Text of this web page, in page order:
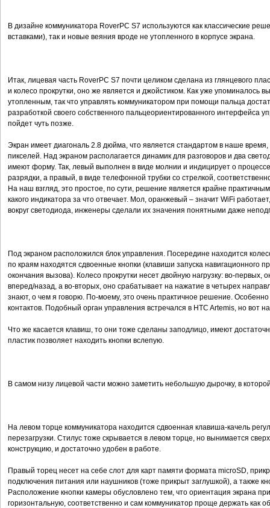
В дизайне коммуникатора RoverPC S7 используются как классические
вставками), так и новые веяния вроде не утопленного в корпусе экрана.
Итак, лицевая часть RoverPC S7 почти целиком сделана из глянцевого
и колесо прокрутки, оно же является и джойстиком. Как уже упоминалось
утопленным, так что управлять коммуникатором при помощи пальца
разработкой своего собственного пальцеориентированного интерфейса
пойдет чуть позже.
Экран имеет диагональ 2.8 дюйма, что является стандартом в наше
пикселей. Над экраном располагается динамик для разговоров и два
имеют форму. Так, левый выполнен в виде молнии и индицирует о
разрядки, а правый, в виде телефонной трубки со стрелкой,
На наш взгляд, это простое, по сути, решение является крайне
какого индикатора за что отвечает. Мол, оранжевый – значит WiFi
вокруг светодиода, инженеры сделали их значения понятными даже
Под экраном расположился блок управления. Посередине находится
по краям находятся сдвоенные кнопки (клавиши запуска навигационного
окончания вызова). Колесо прокрутки несет двойную нагрузку: во-первых,
вперед/назад, а во-вторых, оно срабатывает на нажатие в четырех
знают, о чем я говорю. По-моему, это очень практичное решение.
контактов. Подобный орган управления встречался в HTC Artemis, но вот
Что же касается клавиш, то они тоже сделаны заподлицо, имеют
пластик позволяет находить кнопки вслепую.
В самом низу лицевой части можно заметить небольшую дырочку, в
На левом торце коммуникатора находится сдвоенная клавиша-качель
перезагрузки. Стилус тоже скрывается в левом торце, но вынимается
конструкцию, и достаточно удобен в работе.
Правый торец несет на себе слот для карт памяти формата microSD,
подключения питания или наушников (тоже прикрыт заглушкой), а также
Расположение кнопки камеры обусловлено тем, что ориентация экрана
горизонтальную, соответственно и сам коммуникатор проще держать